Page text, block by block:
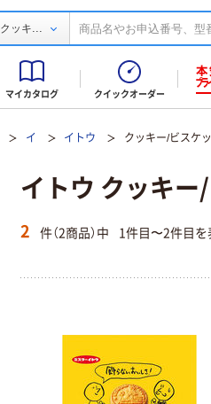
クッキ...
マイカタログ クイックオーダー
イ イトウ クッキー/ビスケ
イトウ クッキー
2 件（2商品）中 1件目〜2件目を